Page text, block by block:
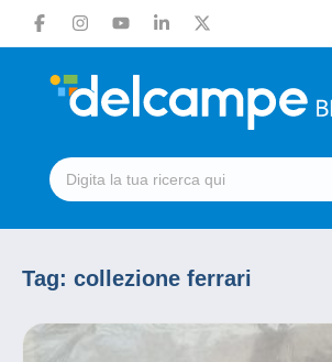
Tag: collezione ferrari